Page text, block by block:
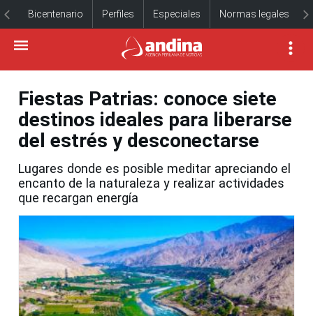
Bicentenario Perfiles Especiales Normas legales
Fiestas Patrias: conoce siete
destinos ideales para liberarse
del estrés y desconectarse
Lugares donde es posible meditar apreciando el
encanto de la naturaleza y realizar actividades
que recargan energía